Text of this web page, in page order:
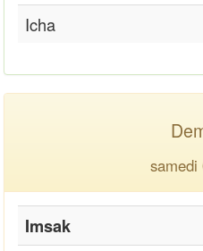
Icha
samedi
Imsak